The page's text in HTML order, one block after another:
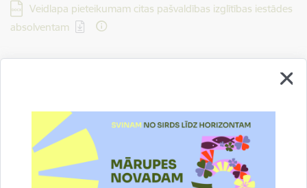
Lejupielādēt:
Veidlapa pieteikumam citas pašvaldības izglītības iestādes
absolventam
Saistītas tēmas
Aktualitātes: Izglītība